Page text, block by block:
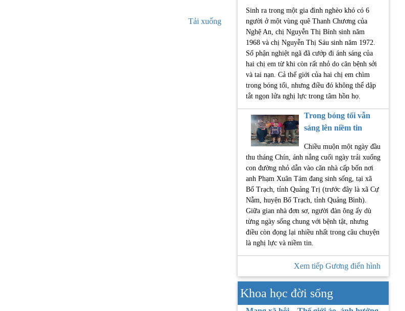
Tải xuống
Sinh ra trong một gia đình nghèo khó có 6
người ở một vùng quê Thanh Chương của
Nghệ An, chị Nguyễn Thị Bính sinh năm
1968 và chị Nguyễn Thị Sáu sinh năm 1972.
Số phận nghiệt ngã đã cướp đi ánh sáng của
hai chị em từ khi còn rất nhỏ do căn bệnh sởi
và tai nạn. Cả thế giới của hai chị em chìm
trong bóng tối, nhưng điều đó không thể dập
tắt ngọn lửa nghị lực trong tâm hồn họ.
Trong bóng tối vẫn
sáng lên niềm tin
Chiều muộn một ngày đầu
thu tháng Chín, ánh nắng cuối ngày trải xuống
con đường nhỏ dẫn vào căn nhà cấp bốn nơi
anh Phạm Xuân Tám đang sinh sống, tại xã
Bố Trạch, tỉnh Quảng Trị (trước đây là xã Cự
Nẫm, huyện Bố Trạch, tỉnh Quảng Bình).
Giữa gian nhà đơn sơ, người đàn ông ấy dù
từng ngày sống chung với bệnh tật, nhưng
điều còn đọng lại nhiều nhất trong câu chuyện
là nghị lực và niềm tin.
Xem tiếp Gương điển hình
Khoa học đời sống